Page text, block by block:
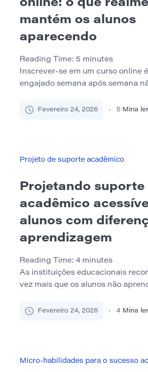
online: o que
mantém os alunos
aparecendo
Reading Time: 5 minutes
Inscrever-se em um curso online
engajado semana após semana
line geralmente ficam atrás dos
participar – são comuns. O
Fevereiro 24, 2026 5 Mina ler
Projeto de suporte acadêmico
Projetando suporte
acadêmico
alunos com
aprendizagem
Reading Time: 4 minutes
As instituições educacionais
vez mais que os alunos não
processamento, atenção,
acessível não é, portanto, um
Fevereiro 24, 2026 4 Mina ler
Micro-habilidades para o sucesso